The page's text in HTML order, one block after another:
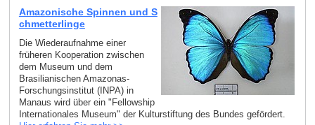
Amazonische Spinnen und S
chmetterlinge
Die Wiederaufnahme einer
früheren Kooperation zwischen
dem Museum und dem
Brasilianischen Amazonas-
Forschungsinstitut (INPA) in
Manaus wird über ein "Fellowship
Internationales Museum" der Kulturstiftung des Bundes gefördert.